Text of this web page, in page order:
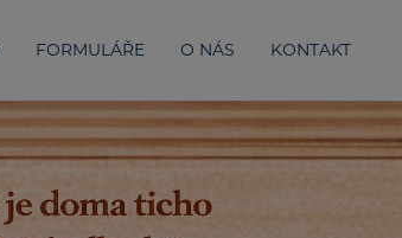
FORMULÁŘE O NÁS KONTAKT